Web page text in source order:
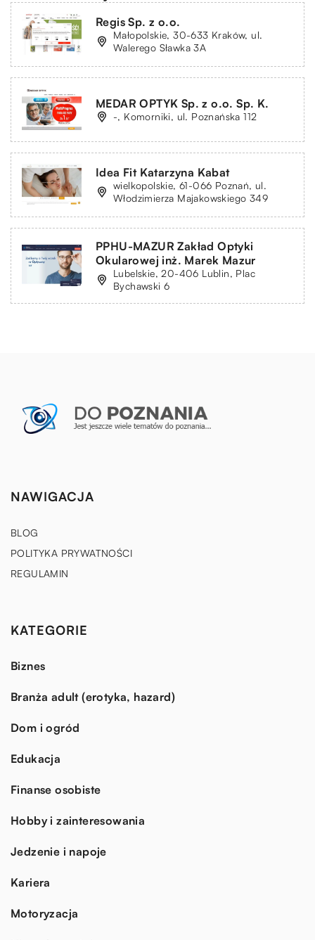
Regis Sp. z o.o.
Małopolskie, 30-633 Kraków, ul.
Walerego Sławka 3A
MEDAR OPTYK Sp. z o.o. Sp. K.
-, Komorniki, ul. Poznańska 112
Idea Fit Katarzyna Kabat
wielkopolskie, 61-066 Poznań, ul.
Włodzimierza Majakowskiego 349
PPHU-MAZUR Zakład Optyki
Okularowej inż. Marek Mazur
Lubelskie, 20-406 Lublin, Plac
Bychawski 6
NAWIGACJA
BLOG
POLITYKA PRYWATNOŚCI
REGULAMIN
KATEGORIE
Biznes
Branża adult (erotyka, hazard)
Dom i ogród
Edukacja
Finanse osobiste
Hobby i zainteresowania
Jedzenie i napoje
Kariera
Motoryzacja